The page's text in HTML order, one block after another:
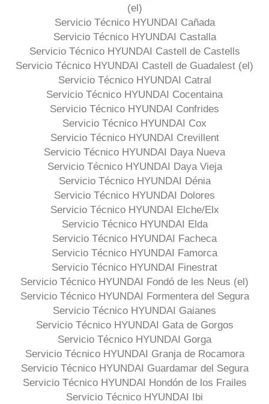
(el)
Servicio Técnico HYUNDAI Cañada
Servicio Técnico HYUNDAI Castalla
Servicio Técnico HYUNDAI Castell de Castells
Servicio Técnico HYUNDAI Castell de Guadalest (el)
Servicio Técnico HYUNDAI Catral
Servicio Técnico HYUNDAI Cocentaina
Servicio Técnico HYUNDAI Confrides
Servicio Técnico HYUNDAI Cox
Servicio Técnico HYUNDAI Crevillent
Servicio Técnico HYUNDAI Daya Nueva
Servicio Técnico HYUNDAI Daya Vieja
Servicio Técnico HYUNDAI Dénia
Servicio Técnico HYUNDAI Dolores
Servicio Técnico HYUNDAI Elche/Elx
Servicio Técnico HYUNDAI Elda
Servicio Técnico HYUNDAI Facheca
Servicio Técnico HYUNDAI Famorca
Servicio Técnico HYUNDAI Finestrat
Servicio Técnico HYUNDAI Fondó de les Neus (el)
Servicio Técnico HYUNDAI Formentera del Segura
Servicio Técnico HYUNDAI Gaianes
Servicio Técnico HYUNDAI Gata de Gorgos
Servicio Técnico HYUNDAI Gorga
Servicio Técnico HYUNDAI Granja de Rocamora
Servicio Técnico HYUNDAI Guardamar del Segura
Servicio Técnico HYUNDAI Hondón de los Frailes
Servicio Técnico HYUNDAI Ibi